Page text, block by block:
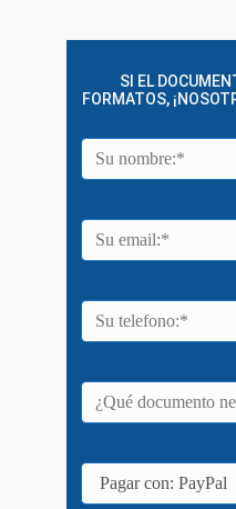
SI EL
FORMATOS,